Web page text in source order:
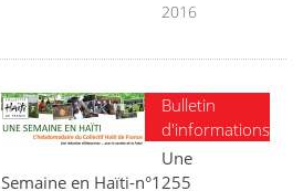
2016
Bulletin
d'informations
Une
Semaine en Haïti-n°1255